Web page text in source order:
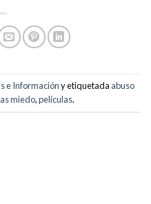
e Informacióny etiquetada abuso
miedo,películas.